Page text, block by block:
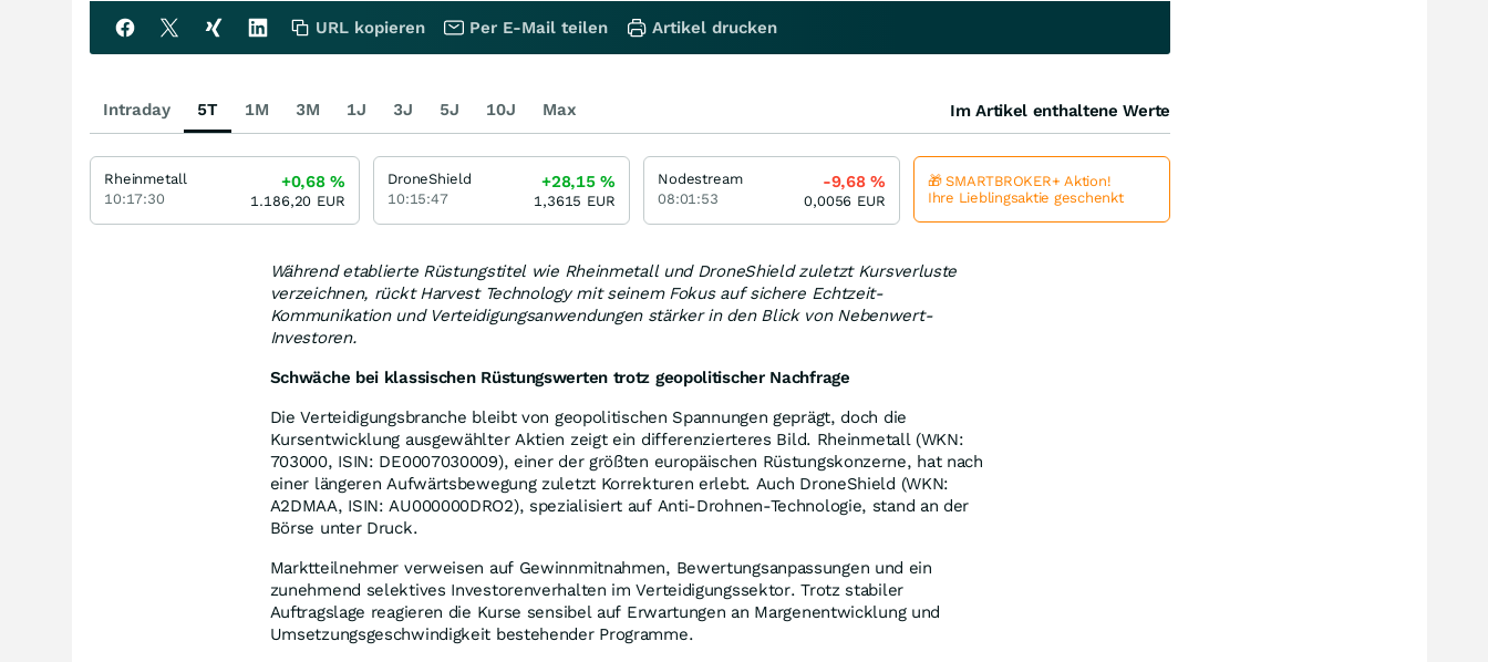
Während etablierte Rüstungstitel wie Rheinmetall und DroneShield zuletzt Kursverluste
verzeichnen, rückt Harvest Technology mit seinem Fokus auf sichere Echtzeit-
Kommunikation und Verteidigungsanwendungen stärker in den Blick von Nebenwert-
Investoren.
Schwäche bei klassischen Rüstungswerten trotz geopolitischer Nachfrage
Die Verteidigungsbranche bleibt von geopolitischen Spannungen geprägt, doch die
Kursentwicklung ausgewählter Aktien zeigt ein differenzierteres Bild. Rheinmetall (WKN:
703000, ISIN: DE0007030009), einer der größten europäischen Rüstungskonzerne, hat nach
einer längeren Aufwärtsbewegung zuletzt Korrekturen erlebt. Auch DroneShield (WKN:
A2DMAA, ISIN: AU000000DRO2), spezialisiert auf Anti-Drohnen-Technologie, stand an der
Börse unter Druck.
Marktteilnehmer verweisen auf Gewinnmitnahmen, Bewertungsanpassungen und ein
zunehmend selektives Investorenverhalten im Verteidigungssektor. Trotz stabiler
Auftragslage reagieren die Kurse sensibel auf Erwartungen an Margenentwicklung und
Umsetzungsgeschwindigkeit bestehender Programme.
URL kopieren Per E-Mail teilen Artikel drucken
Intraday 5T 1M 3M 1J 3J 5J 10J Max Im Artikel enthaltene Werte
Rheinmetall
10:17:30
+0,68%
1.186,20 EUR
DroneShield
10:15:47
+28,15%
1,3615 EUR
Nodestream
08:01:53
-9,68%
0,0056 EUR
🎁 SMARTBROKER+ Aktion!
Ihre Lieblingsaktie geschenkt